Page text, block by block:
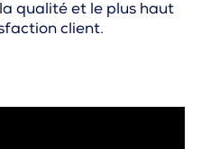
qualité et le plus haut
client.